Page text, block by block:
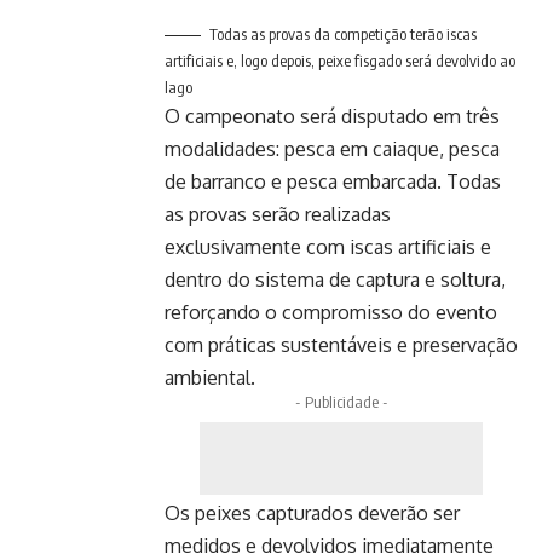
Todas as provas da competição terão iscas
artificiais e, logo depois, peixe fisgado será devolvido ao
lago
O campeonato será disputado em três
modalidades: pesca em caiaque, pesca
de barranco e pesca embarcada. Todas
as provas serão realizadas
exclusivamente com iscas artificiais e
dentro do sistema de captura e soltura,
reforçando o compromisso do evento
com práticas sustentáveis e preservação
ambiental.
- Publicidade -
Os peixes capturados deverão ser
medidos e devolvidos imediatamente